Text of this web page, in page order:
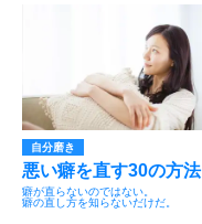
自分磨き
悪い癖を直す30の方法
癖が直らないのではない。
癖の直し方を知らないだけだ。